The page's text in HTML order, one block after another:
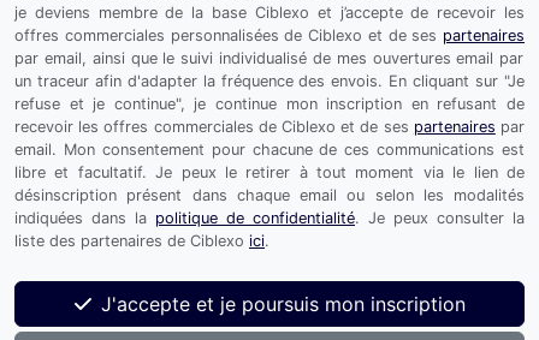
je deviens membre de la base Ciblexo et j’accepte de recevoir les
offres commerciales personnalisées de Ciblexo et de ses partenaires
par email, ainsi que le suivi individualisé de mes ouvertures email par
un traceur afin d'adapter la fréquence des envois. En cliquant sur "Je
refuse et je continue", je continue mon inscription en refusant de
recevoir les offres commerciales de Ciblexo et de ses partenaires par
email. Mon consentement pour chacune de ces communications est
libre et facultatif. Je peux le retirer à tout moment via le lien de
désinscription présent dans chaque email ou selon les modalités
indiquées dans la politique de confidentialité. Je peux consulter la
liste des partenaires de Ciblexo ici.
J'accepte et je poursuis mon inscription